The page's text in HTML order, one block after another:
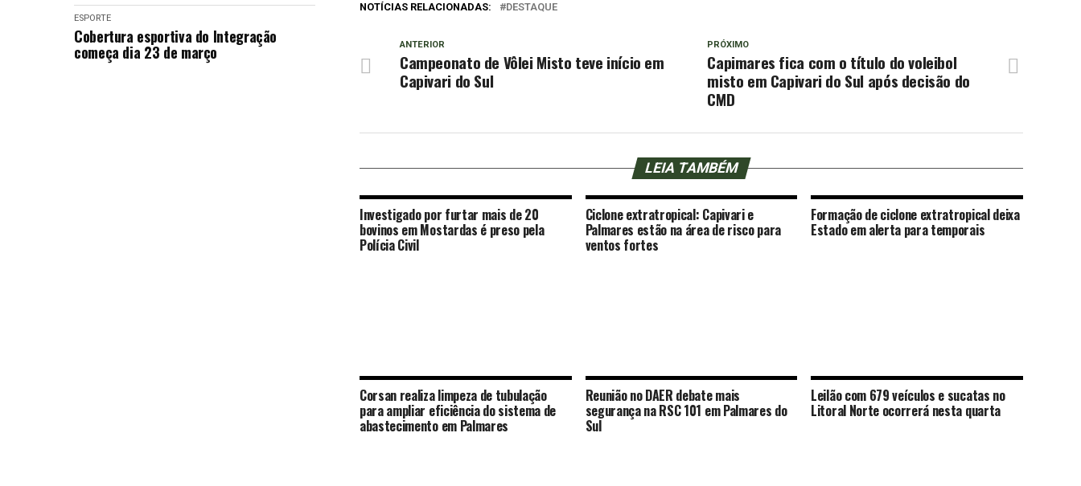
ESPORTE
Cobertura esportiva do Integração
começa dia 23 de março
NOTÍCIAS RELACIONADAS: DESTAQUE
PRÓXIMO
Capimares fica com o título do voleibol
misto em Capivari do Sul após decisão do
CMD
ANTERIOR
Campeonato de Vôlei Misto teve início em
Capivari do Sul
LEIA TAMBÉM
Investigado por furtar mais de 20
bovinos em Mostardas é preso pela
Polícia Civil
Ciclone extratropical: Capivari e
Palmares estão na área de risco para
ventos fortes
Formação de ciclone extratropical deixa
Estado em alerta para temporais
Corsan realiza limpeza de tubulação
para ampliar eficiência do sistema de
abastecimento em Palmares
Reunião no DAER debate mais
segurança na RSC 101 em Palmares do
Sul
Leilão com 679 veículos e sucatas no
Litoral Norte ocorrerá nesta quarta